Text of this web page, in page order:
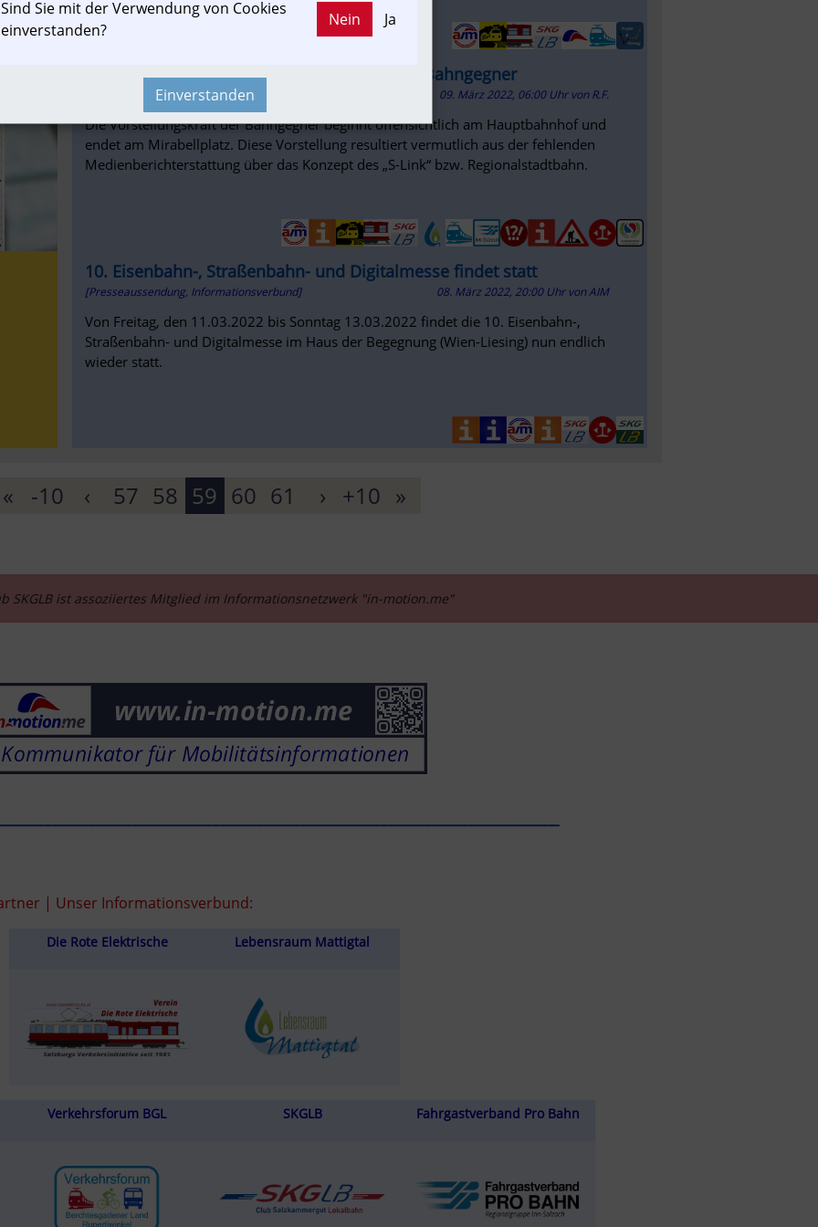
sn.at
600 Meter „U-Bahn“ – geistiger Horizont der Bahngegner
[Reportage, Presseaussendung] 09. März 2022, 06:00 Uhr vonR.F.
Die Vorstellungskraft der Bahngegner beginnt offensichtlich am Hauptbahnhof und
endet am Mirabellplatz. Diese Vorstellung resultiert vermutlich aus der fehlenden
Medienberichterstattung über das Konzept des „S-Link“ bzw. Regionalstadtbahn.
10. Eisenbahn-, Straßenbahn- und Digitalmesse findet statt
[Presseaussendung, Informationsverbund] 08. März 2022, 20:00 Uhr vonAIM
Von Freitag, den 11.03.2022 bis Sonntag 13.03.2022 findet die 10. Eisenbahn-,
Straßenbahn- und Digitalmesse im Haus der Begegnung (Wien-Liesing) nun endlich
wieder statt.
« -10 ‹ 57 58 59 60 61 › +10 »
SKGLB ist assoziiertes Mitglied im Informationsnetzwerk "in-motion.me"
| Unser Informationsverbund:
Die Rote Elektrische Lebensraum Mattigtal
Verkehrsforum BGL SKGLB Fahrgastverband Pro Bahn
Sind Sie mit der Verwendung von Cookies
einverstanden?
Nein Ja
Einverstanden